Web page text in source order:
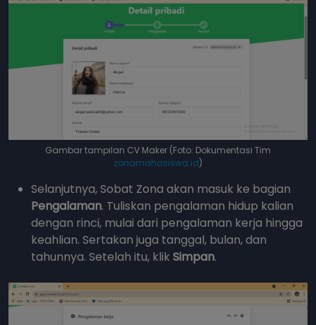
Gambar tampilan CV Maker (Foto: Dokumentasi Tim
zonamahasiswa.id)
Selanjutnya, Sobat Zona akan masuk ke bagian
Pengalaman. Tuliskan pengalaman hidup kalian
dengan rinci, mulai dari pengalaman kerja hingga
keahlian. Sertakan juga tanggal, bulan, dan
tahunnya. Setelah itu, klik Simpan.